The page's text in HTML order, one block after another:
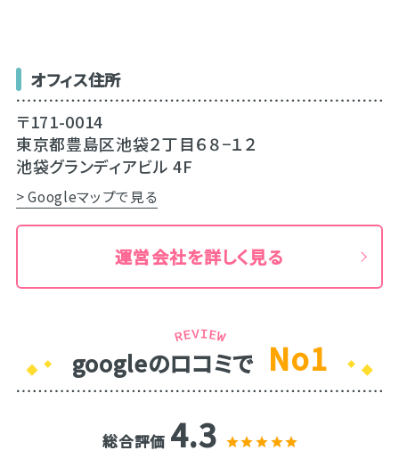
オフィス住所
〒171-0014
東京都豊島区池袋２丁目６８−１２
池袋グランディアビル 4F
> Googleマップで見る
運営会社を詳しく見る
googleのロコミで No1
総合評価 4.3